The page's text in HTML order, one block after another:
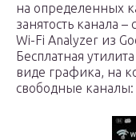
на определенных
занятость канала
Wi-Fi Analyzer из
Бесплатная
виде графика, на
свободные каналы: